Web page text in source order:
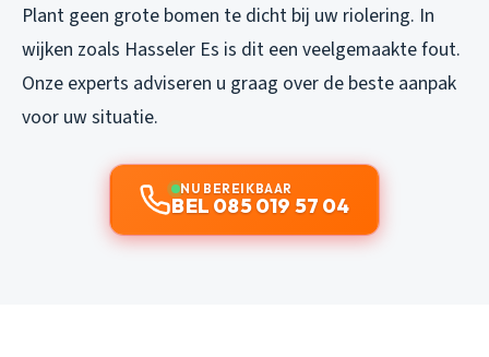
Plant geen grote bomen te dicht bij uw riolering. In
wijken zoals Hasseler Es is dit een veelgemaakte fout.
Onze experts adviseren u graag over de beste aanpak
voor uw situatie.
NU BEREIKBAAR
BEL 085 019 57 04